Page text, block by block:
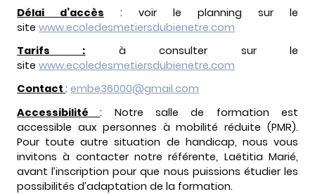
Délai d’accès : voir le planning sur le
site www.ecoledesmetiersdubienetre.com
Tarifs : à consulter sur le
site www.ecoledesmetiersdubienetre.com
Contact : embe36000@gmail.com
Accessibilité: Notre salle de formation est
accessible aux personnes à mobilité réduite (PMR).
Pour toute autre situation de handicap, nous vous
invitons à contacter notre référente, Laëtitia Marié,
avant l’inscription pour que nous puissions étudier les
possibilités d’adaptation de la formation.